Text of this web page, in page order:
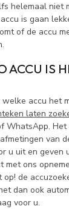
helemaal niet
is gaan
of de accu
ACCU IS
accu het
laten
WhatsApp.
van
u uit en geven
met ons
op! de
dan ook
voor u.